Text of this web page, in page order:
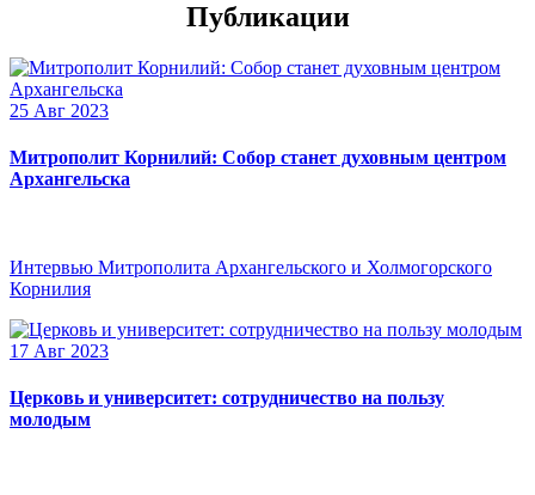
Публикации
25 Авг 2023
Митрополит Корнилий: Собор станет духовным центром
Архангельска
Интервью Митрополита Архангельского и Холмогорского
Корнилия
17 Авг 2023
Церковь и университет: сотрудничество на пользу
молодым